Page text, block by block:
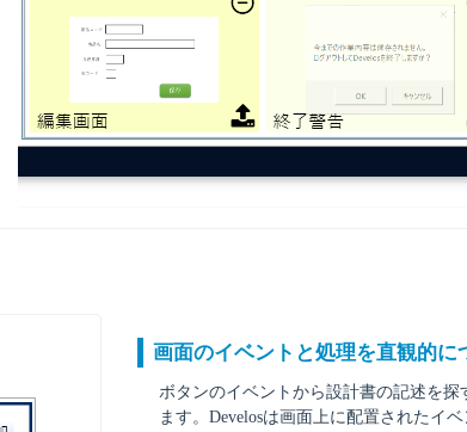
画面のイベントと処理を直観的に
ボタンのイベントから設計書の記述を探
ます。Develosは画面上に配置されたイ